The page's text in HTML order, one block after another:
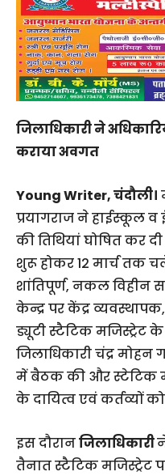
जिलाधिकारी ने
कराया अवगत
Young Writer, चंदौली।
प्रयागराज ने हाईस्कूल व
की तिथियां घोषित कर दी
शुरू होकर 12 मार्च तक
शांतिपूर्ण, नकल विहीन
केन्द्र पर केंद्र
ड्यूटी स्टैटिक मजिस्ट्रेट
जिलाधिकारी चंद्र
में बैठक की और स्टेटिक
के दायित्व एवं कर्तव्यों
इस दौरानजिलाधिकारी
तैनात स्टैटिक मजिस्ट्रेट